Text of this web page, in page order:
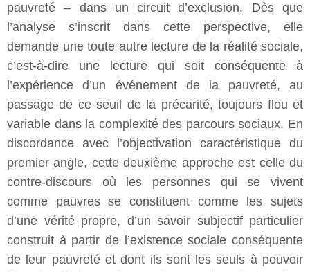
pauvreté – dans un circuit d’exclusion. Dès que
l’analyse s’inscrit dans cette perspective, elle
demande une toute autre lecture de la réalité sociale,
c’est-à-dire une lecture qui soit conséquente à
l’expérience d’un événement de la pauvreté, au
passage de ce seuil de la précarité, toujours flou et
variable dans la complexité des parcours sociaux. En
discordance avec l’objectivation caractéristique du
premier angle, cette deuxième approche est celle du
contre-discours où les personnes qui se vivent
comme pauvres se constituent comme les sujets
d’une vérité propre, d’un savoir subjectif particulier
construit à partir de l’existence sociale conséquente
de leur pauvreté et dont ils sont les seuls à pouvoir